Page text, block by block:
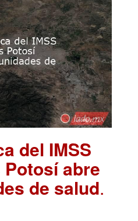
del IMSS
abre
de salud.